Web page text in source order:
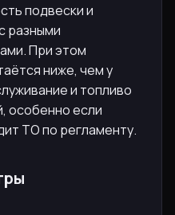
подвески и
разными
При этом
ниже, чем у
и топливо
особенно если
ТО по регламенту.